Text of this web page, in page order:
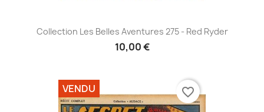
Collection Les Belles Aventures 275 - Red Ryder
10,00 €
VENDU favorite_border